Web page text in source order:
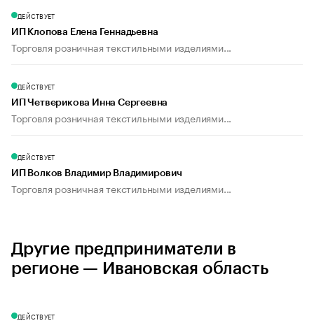
ДЕЙСТВУЕТ
ИП Клопова Елена Геннадьевна
Торговля розничная текстильными изделиями...
ДЕЙСТВУЕТ
ИП Четверикова Инна Сергеевна
Торговля розничная текстильными изделиями...
ДЕЙСТВУЕТ
ИП Волков Владимир Владимирович
Торговля розничная текстильными изделиями...
Другие предприниматели в
регионе — Ивановская область
ДЕЙСТВУЕТ